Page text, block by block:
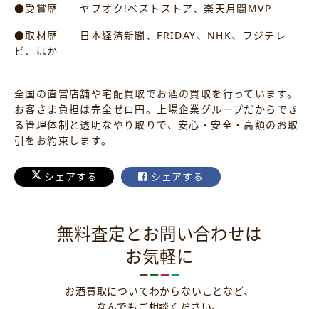
●受賞歴 ヤフオク!ベストストア、楽天月間MVP
●取材歴 日本経済新聞、FRIDAY、NHK、フジテレ
ビ、ほか
全国の直営店舗や宅配買取でお酒の買取を行っています。
お客さま負担は完全ゼロ円。上場企業グループだからでき
る管理体制と透明なやり取りで、安心・安全・高額のお取
引をお約束します。
シェアする シェアする
無料査定とお問い合わせは
お気軽に
お酒買取についてわからないことなど、